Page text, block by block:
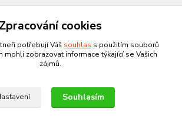
Zpracování cookies
potřebují Váš souhlas s použitím souborů
mohli zobrazovat informace týkající se Vašich
zájmů.
Souhlasím